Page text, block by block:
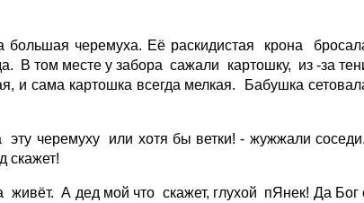
черемуха. Её раскидистая крона
В том месте у забора сажали картошку, из -за
и сама картошка всегда мелкая. Бабушка
эту черемуху или хотя бы ветки! - жужжали соседи.
скажет!
живёт. А дед мой что скажет, глухой пЯнек! Да Бог